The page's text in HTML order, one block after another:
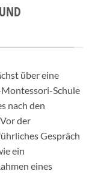
über eine
Schule
nach den
der
Gespräch
ein
eines